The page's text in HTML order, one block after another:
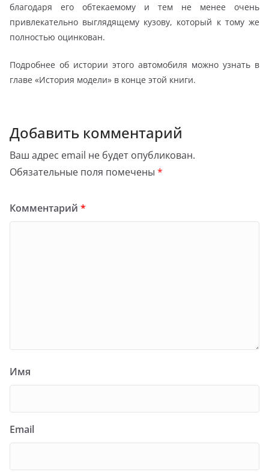
благодаря его обтекаемому и тем не менее очень
привлекательно выглядящему кузову, который к тому же
полностью оцинкован.
Подробнее об истории этого автомобиля можно узнать в
главе «История модели» в конце этой книги.
Добавить комментарий
Ваш адрес email не будет опубликован.
Обязательные поля помечены *
Комментарий *
Имя
Email